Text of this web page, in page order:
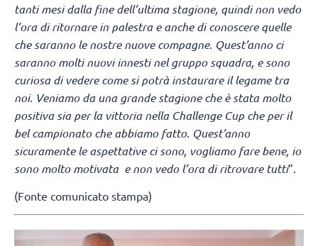
tanti mesi dalla fine dell’ultima stagione, quindi non vedo
l’ora di ritornare in palestra e anche di conoscere quelle
che saranno le nostre nuove compagne. Quest’anno ci
saranno molti nuovi innesti nel gruppo squadra, e sono
curiosa di vedere come si potrà instaurare il legame tra
noi. Veniamo da una grande stagione che è stata molto
positiva sia per la vittoria nella Challenge Cup che per il
bel campionato che abbiamo fatto. Quest’anno
sicuramente le aspettative ci sono, vogliamo fare bene, io
sono molto motivata e non vedo l’ora di ritrovare tutti”.
(Fonte comunicato stampa)